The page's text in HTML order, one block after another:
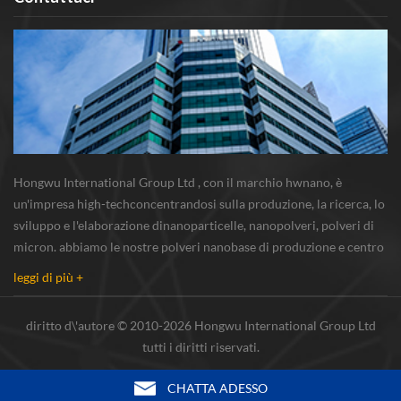
Hongwu International Group Ltd , con il marchio hwnano, è
un'impresa high-techconcentrandosi sulla produzione, la ricerca, lo
sviluppo e l'elaborazione dinanoparticelle, nanopolveri, polveri di
micron. abbiamo le nostre polveri nanobase di produzione e centro
leggi di più +
diritto d\'autore © 2010-2026 Hongwu International Group Ltd
tutti i diritti riservati.
CHATTA ADESSO